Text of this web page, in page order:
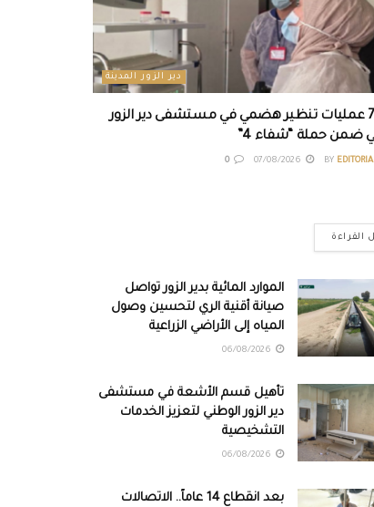
دير الزور المدينة
إجراء 7 عمليات تنظير هضمي في مستشفى دير الزور
ضمن حملة “شفاء 4”
BY
0
القراءة
الموارد المائية بدير الزور تواصل
صيانة أقنية الري لتحسين وصول
المياه إلى الأراضي الزراعية
تأهيل قسم الأشعة في مستشفى
دير الزور الوطني لتعزيز الخدمات
التشخيصية
بعد انقطاع 14 عاماً.. الاتصالات